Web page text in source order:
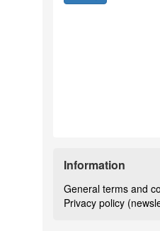
Information
General terms and
Privacy policy